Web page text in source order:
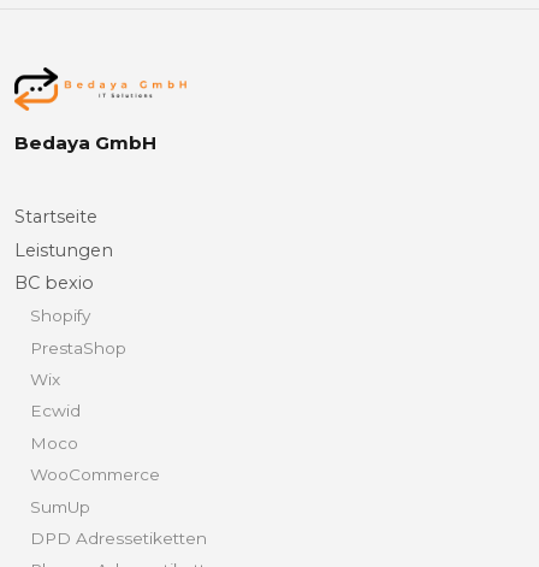
Bedaya GmbH
Startseite
Leistungen
BC bexio
Shopify
PrestaShop
Wix
Ecwid
Moco
WooCommerce
SumUp
DPD Adressetiketten